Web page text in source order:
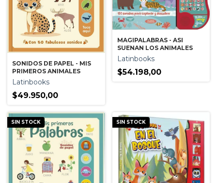
SONIDOS DE PAPEL - MIS
PRIMEROS ANIMALES
Latinbooks
$49.950,00
MAGIPALABRAS - ASI
SUENAN LOS ANIMALES
Latinbooks
$54.198,00
SIN STOCK SIN STOCK